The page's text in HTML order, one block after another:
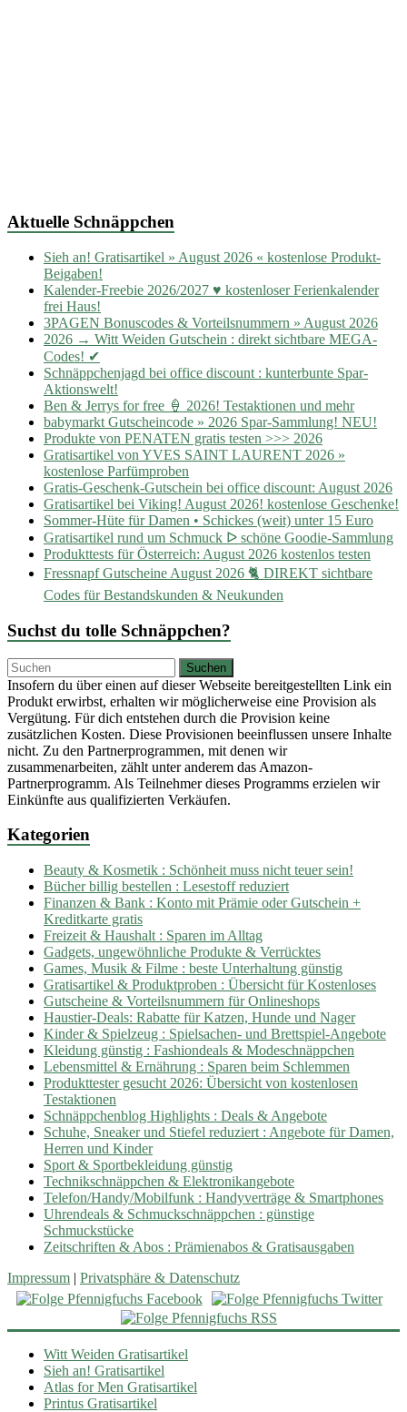
Aktuelle Schnäppchen
Sieh an! Gratisartikel » August 2026 « kostenlose Produkt-
Beigaben!
Kalender-Freebie 2026/2027 ♥ kostenloser Ferienkalender
frei Haus!
3PAGEN Bonuscodes & Vorteilsnummern » August 2026
2026 → Witt Weiden Gutschein : direkt sichtbare MEGA-
Codes! ✔
Schnäppchenjagd bei office discount : kunterbunte Spar-
Aktionswelt!
Ben & Jerrys for free 🍦 2026! Testaktionen und mehr
babymarkt Gutscheincode » 2026 Spar-Sammlung! NEU!
Produkte von PENATEN gratis testen >>> 2026
Gratisartikel von YVES SAINT LAURENT 2026 »
kostenlose Parfümproben
Gratis-Geschenk-Gutschein bei office discount: August 2026
Gratisartikel bei Viking! August 2026! kostenlose Geschenke!
Sommer-Hüte für Damen • Schickes (weit) unter 15 Euro
Gratisartikel rund um Schmuck ᐅ schöne Goodie-Sammlung
Produkttests für Österreich: August 2026 kostenlos testen
Fressnapf Gutscheine August 2026 🐈 DIREKT sichtbare
Codes für Bestandskunden & Neukunden
Suchst du tolle Schnäppchen?
Insofern du über einen auf dieser Webseite bereitgestellten Link ein
Produkt erwirbst, erhalten wir möglicherweise eine Provision als
Vergütung. Für dich entstehen durch die Provision keine
zusätzlichen Kosten. Diese Provisionen beeinflussen unsere Inhalte
nicht. Zu den Partnerprogrammen, mit denen wir
zusammenarbeiten, zählt unter anderem das Amazon-
Partnerprogramm. Als Teilnehmer dieses Programms erzielen wir
Einkünfte aus qualifizierten Verkäufen.
Kategorien
Beauty & Kosmetik : Schönheit muss nicht teuer sein!
Bücher billig bestellen : Lesestoff reduziert
Finanzen & Bank : Konto mit Prämie oder Gutschein +
Kreditkarte gratis
Freizeit & Haushalt : Sparen im Alltag
Gadgets, ungewöhnliche Produkte & Verrücktes
Games, Musik & Filme : beste Unterhaltung günstig
Gratisartikel & Produktproben : Übersicht für Kostenloses
Gutscheine & Vorteilsnummern für Onlineshops
Haustier-Deals: Rabatte für Katzen, Hunde und Nager
Kinder & Spielzeug : Spielsachen- und Brettspiel-Angebote
Kleidung günstig : Fashiondeals & Modeschnäppchen
Lebensmittel & Ernährung : Sparen beim Schlemmen
Produkttester gesucht 2026: Übersicht von kostenlosen
Testaktionen
Schnäppchenblog Highlights : Deals & Angebote
Schuhe, Sneaker und Stiefel reduziert : Angebote für Damen,
Herren und Kinder
Sport & Sportbekleidung günstig
Technikschnäppchen & Elektronikangebote
Telefon/Handy/Mobilfunk : Handyverträge & Smartphones
Uhrendeals & Schmuckschnäppchen : günstige
Schmuckstücke
Zeitschriften & Abos : Prämienabos & Gratisausgaben
Impressum | Privatsphäre & Datenschutz
Witt Weiden Gratisartikel
Sieh an! Gratisartikel
Atlas for Men Gratisartikel
Printus Gratisartikel